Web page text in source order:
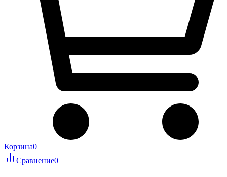
Корзина0
Сравнение0